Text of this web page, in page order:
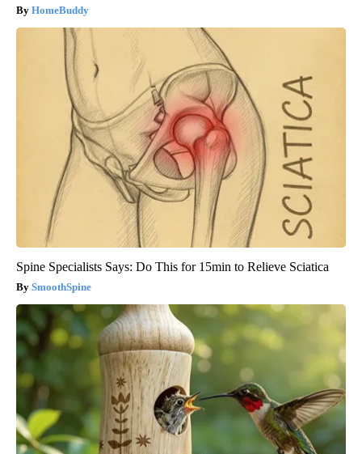
HomeBuddy
Spine Specialists Says: Do This for 15min to Relieve Sciatica
SmoothSpine